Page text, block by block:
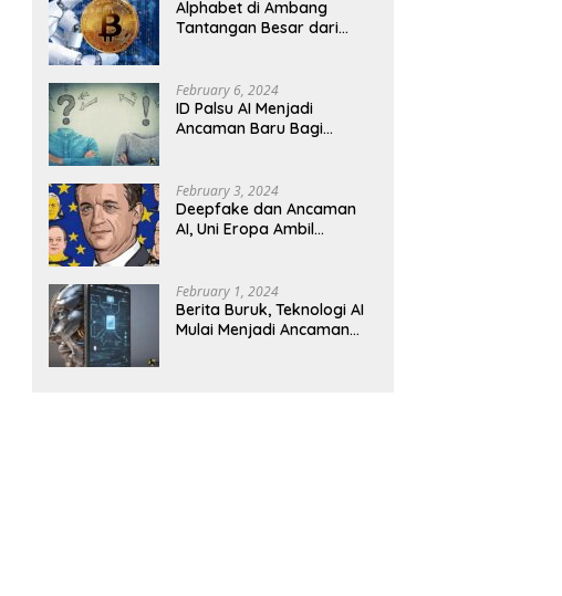
Alphabet di Ambang
Tantangan Besar dari
February 6, 2024
ID Palsu AI Menjadi
Ancaman Baru Bagi
February 3, 2024
Deepfake dan Ancaman
AI, Uni Eropa Ambil
February 1, 2024
Berita Buruk, Teknologi AI
Mulai Menjadi Ancaman